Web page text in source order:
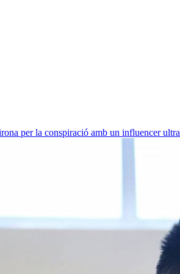
per la conspiració amb un influencer ultra